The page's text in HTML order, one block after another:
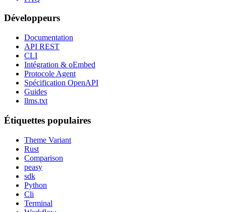
Développeurs
Documentation
API REST
CLI
Intégration & oEmbed
Protocole Agent
Spécification OpenAPI
Guides
llms.txt
Étiquettes populaires
Theme Variant
Rust
Comparison
peasy
sdk
Python
Cli
Terminal